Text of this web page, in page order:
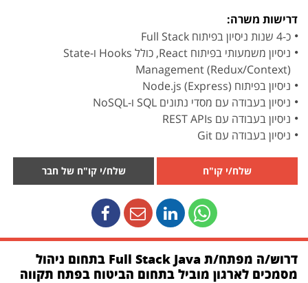
דרישות משרה:
כ-4 שנות ניסיון בפיתוח Full Stack
ניסיון משמעותי בפיתוח React, כולל Hooks ו-State
Management (Redux/Context)
ניסיון בפיתוח Node.js (Express)
ניסיון בעבודה עם מסדי נתונים SQL ו-NoSQL
ניסיון בעבודה עם REST APIs
ניסיון בעבודה עם Git
שלח/י קו"ח שלח/י קו"ח של חבר
דרוש/ה מפתח/ת Full Stack Java בתחום ניהול
מסמכים לארגון מוביל בתחום הביטוח בפתח תקווה